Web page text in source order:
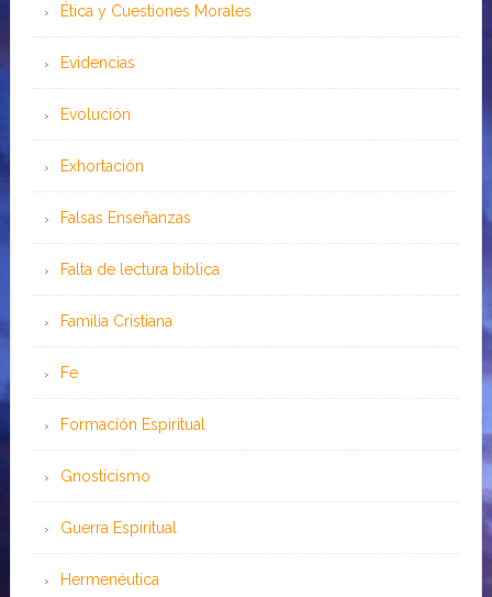
Ética y Cuestiones Morales
Evidencias
Evolución
Exhortación
Falsas Enseñanzas
Falta de lectura bíblica
Familia Cristiana
Fe
Formación Espiritual
Gnosticismo
Guerra Espiritual
Hermenéutica